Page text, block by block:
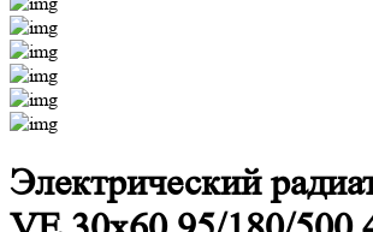
Электрический